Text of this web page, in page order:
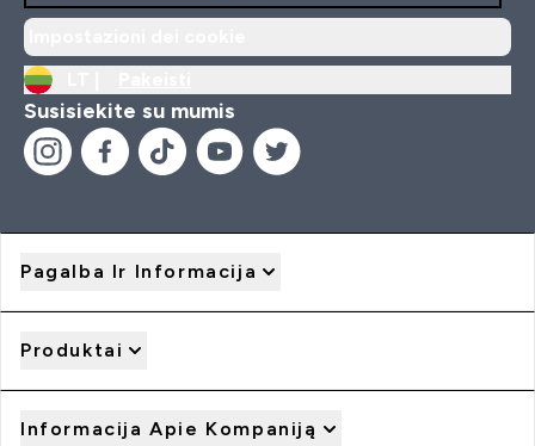
Susisiekite su mumis
Pagalba Ir Informacija
Produktai
Informacija Apie Kompaniją